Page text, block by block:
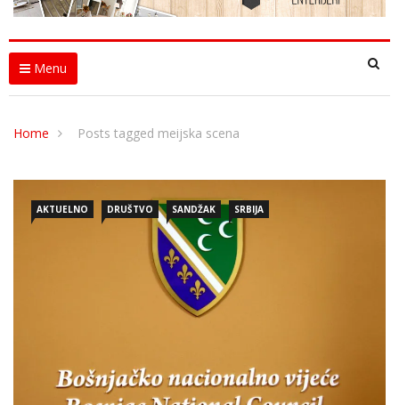
Menu
Home Posts tagged meijska scena
AKTUELNO DRUŠTVO SANDŽAK SRBIJA